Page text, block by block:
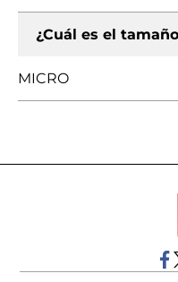
¿Cuál es el
MICRO